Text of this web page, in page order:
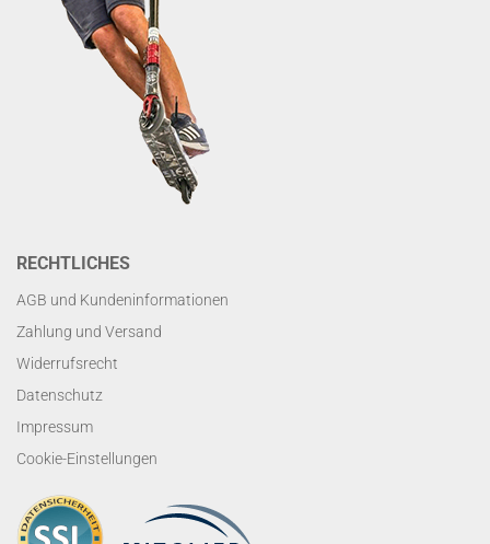
RECHTLICHES
AGB und Kundeninformationen
Zahlung und Versand
Widerrufsrecht
Datenschutz
Impressum
Cookie-Einstellungen